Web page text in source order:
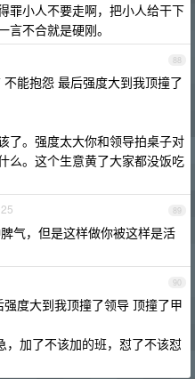
罪小人不要走啊，把小人给干下
不合就是硬刚。
88
不能抱怨 最后强度大到我顶撞了
。强度太大你和领导拍桌子对
么。这个生意黄了大家都没饭吃
89
气，但是这样做你被这样是活
90
强度大到我顶撞了领导 顶撞了甲
加了不该加的班，怼了不该怼